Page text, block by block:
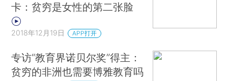
卡：贫穷是女性的第二张脸
2018年12月19日 APP打开
专访“教育界诺贝尔奖”得主：
贫穷的非洲也需要博雅教育吗